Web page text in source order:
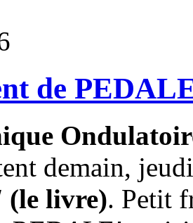
de
demain,
(le livre). Petit